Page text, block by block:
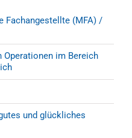
Fachangestellte (MFA) /
im Bereich
und glückliches